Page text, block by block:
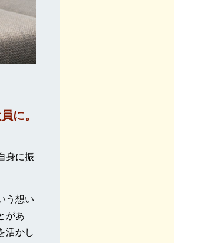
に。
身に振
う想い
があ
活かし